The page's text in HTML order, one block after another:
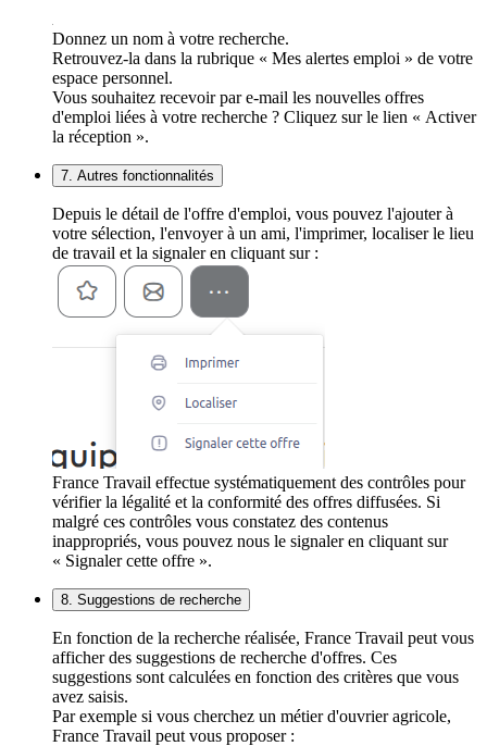
Donnez un nom à votre recherche.
Retrouvez-la dans la rubrique « Mes alertes emploi » de votre
espace personnel.
Vous souhaitez recevoir par e-mail les nouvelles offres
d'emploi liées à votre recherche ? Cliquez sur le lien « Activer
la réception ».
7. Autres fonctionnalités
Depuis le détail de l'offre d'emploi, vous pouvez l'ajouter à
votre sélection, l'envoyer à un ami, l'imprimer, localiser le lieu
de travail et la signaler en cliquant sur :
France Travail effectue systématiquement des contrôles pour
vérifier la légalité et la conformité des offres diffusées. Si
malgré ces contrôles vous constatez des contenus
inappropriés, vous pouvez nous le signaler en cliquant sur
« Signaler cette offre ».
8. Suggestions de recherche
En fonction de la recherche réalisée, France Travail peut vous
afficher des suggestions de recherche d'offres. Ces
suggestions sont calculées en fonction des critères que vous
avez saisis.
Par exemple si vous cherchez un métier d'ouvrier agricole,
France Travail peut vous proposer :